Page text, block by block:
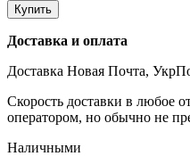
Купить
Доставка и оплата
Доставка Новая Почта,
Скорость доставки в любое
оператором, но обычно не
Наличными